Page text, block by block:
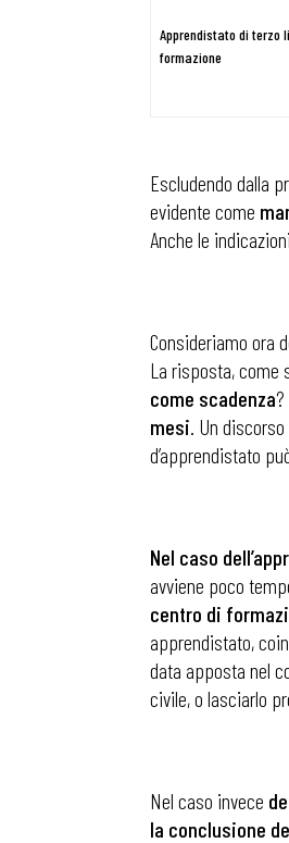
Apprendistato di terzo
formazione
Escludendo dalla
evidente come
Anche le
Consideriamo ora
La risposta, come
come scadenza
mesi. Un
d’apprendistato
Nel caso
avviene poco
centro di
apprendistato,
data apposta nel
civile, o lasciarlo
Nel caso invece
la conclusione